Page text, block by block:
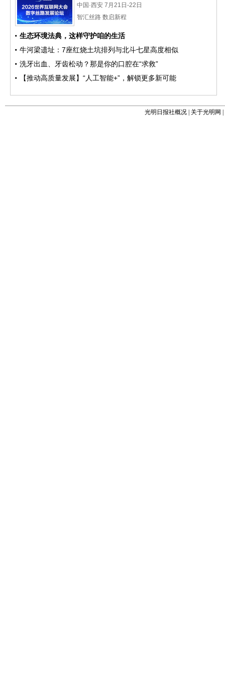
光明日报社概况 关于光明网